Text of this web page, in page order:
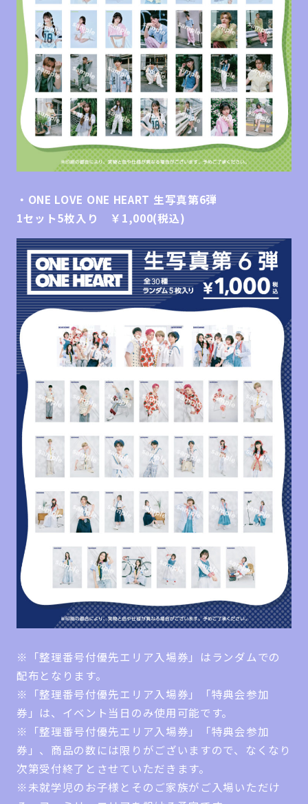
・ONE LOVE ONE HEART 生写真第6弾
1セット5枚入り ￥1,000(税込)
※「整理番号付優先エリア入場券」はランダムでの
配布となります。
※「整理番号付優先エリア入場券」「特典会参加
券」は、イベント当日のみ使用可能です。
※「整理番号付優先エリア入場券」「特典会参加
券」、商品の数には限りがございますので、なくなり
次第受付終了とさせていただきます。
※未就学児のお子様とそのご家族がご入場いただけ